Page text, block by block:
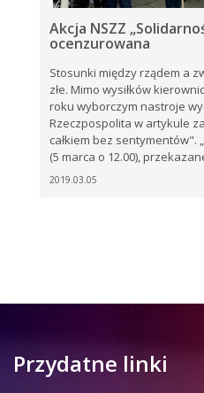
Akcja NSZZ
ocenzurowana
Stosunki między rządem a
złe. Mimo wysiłków
roku wyborczym nastroje
Rzeczpospolita w artykule
całkiem bez sentymentów".
(5 marca o 12.00),
2019.03.05
Przydatne linki